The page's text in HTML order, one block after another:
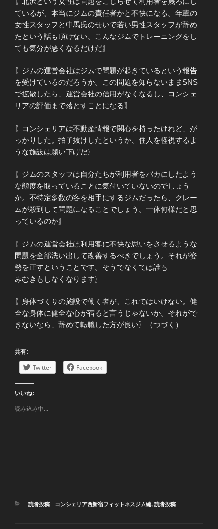
ているが、本当にジムの責任者かと不快になる。年輩の
女性スタッフと中馬氏のせいで若い男性スタッフが辞め
たという話も頂けない。こんなジムでトレーニングをし
ても気分が悪くなるだけだ〗
〖ジムの運営会社はジムで問題が起きているという報告
を受けているのだろうか。この問題を知らないままSNS
で拡散したら、運営会社の信用がなくなるし、コンシェ
リアの評価まで落とすことになる〗
〖コンシェリアは不動産情報で関心を持ったけれど、が
っかりした。拍子抜けしたというか、住人を軽視するよ
うな施設は願い下げだ〗
〖ジムのスタッフは自分たちが利用者をバカにしたよう
な態度を取っていることに気付いていないのでしょう
か。不特定多数の客を相手にするジムだったら、クレー
ムが殺到して問題になることでしょう。一体何様だと思
っているのか〗
〖ジムの運営会社は利用客に不快な思いをさせるような
問題を全部洗い出して改善するべきでしょう。それが姿
勢を正すということです。そうでなくては誰も
みむきもしなくなります〗
〖身体づくりの施設で働く者が、これではいけない。健
全な身体に健全な心が宿ると言うじゃないか。それがで
きないなら、辞めて転職した方が良い〗（つづく）
共有:
Twitter Facebook
いいね:
読み込み中...
カ
読者投稿 コンシェリア西新宿フィットネスジム編, 読者投稿